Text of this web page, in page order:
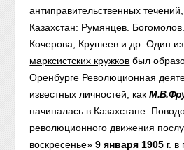
антиправительственных
Казахстан: Румянцев.
Кочерова, Крушеев и др. Один
марксистских кружков был
Оренбурге Революционная
известных личностей, как
начиналась в Казахстане.
революционного движения
воскресенье»9 января 1905 г. в